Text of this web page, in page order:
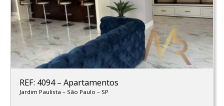
REF: 4094– Apartamentos
Jardim Paulista – São Paulo – SP